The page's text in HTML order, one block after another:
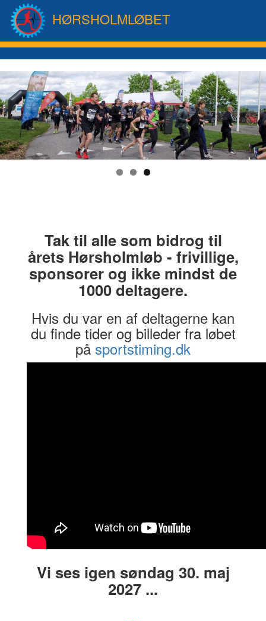
HØRSHOLMLØBET
Tak til alle som bidrog til
årets Hørsholmløb - frivillige,
sponsorer og ikke mindst de
1000 deltagere.
Hvis du var en af deltagerne kan
du finde tider og billeder fra løbet
på sportstiming.dk
Vi ses igen søndag 30. maj
2027 ...